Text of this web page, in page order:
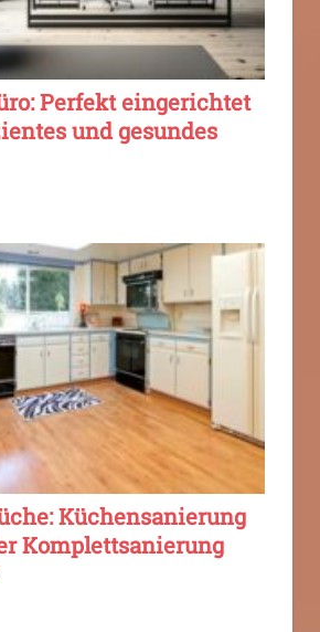
Perfekt eingerichtet
und gesundes
Küchensanierung
Komplettsanierung